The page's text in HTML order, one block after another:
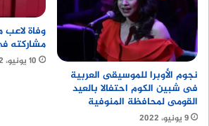
نجوم الأوبرا للموسيقى العربية
فى شبين الكوم احتفالا بالعيد
القومى لمحافظة المنوفية
9 يونيو، 2022
وفاة
مشاركته
10 يونيو، 2022